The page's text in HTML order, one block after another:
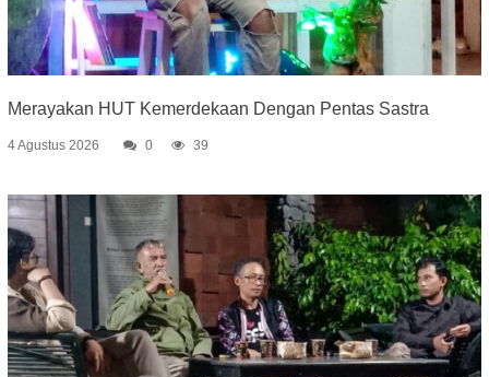
Merayakan HUT Kemerdekaan Dengan Pentas Sastra
4 Agustus 2026 0 39